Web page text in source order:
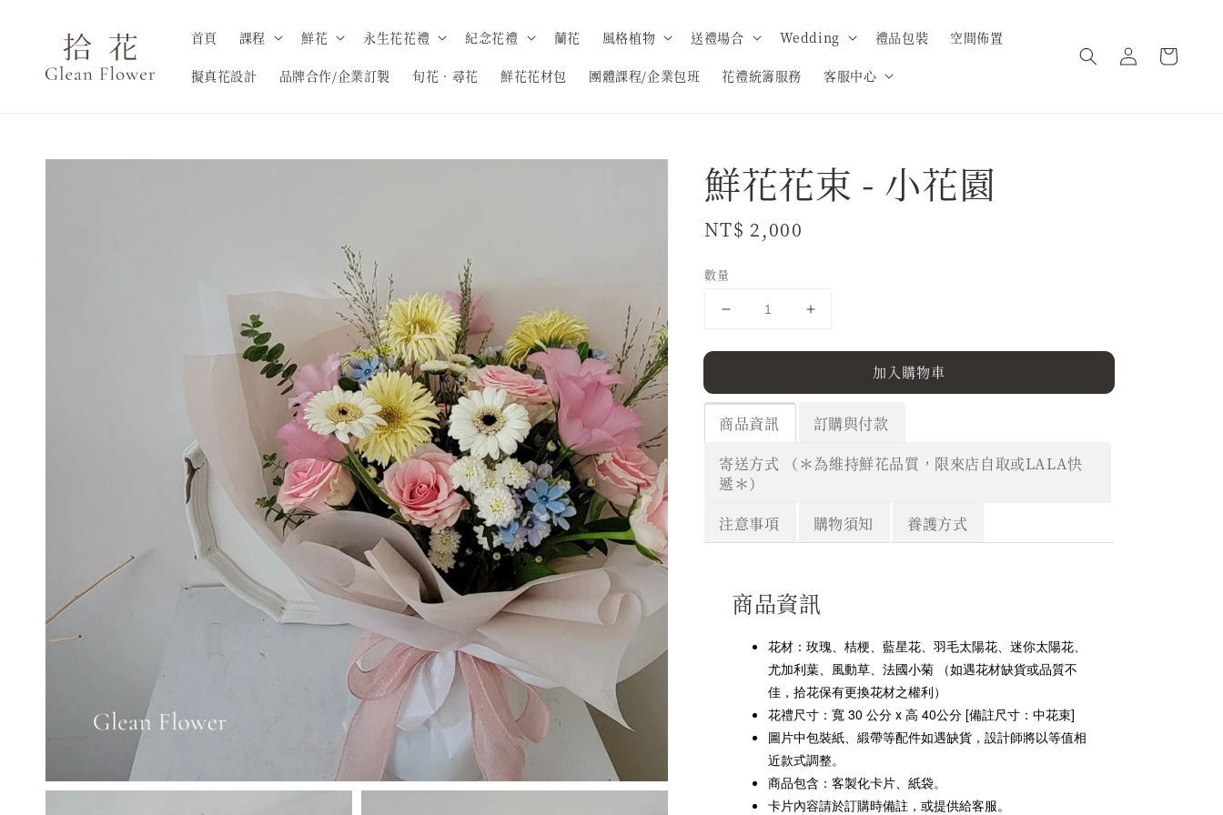
首頁 課程 鮮花 永生花花禮 紀念花禮 蘭花 風格植物 送禮場合 Wedding 禮品包裝 空間佈置
擬真花設計 品牌合作/企業訂製 旬花．尋花 鮮花花材包 團體課程/企業包班 花禮統籌服務 客服中心
鮮花花束 - 小花園
Regular
NT$ 2,000
數量
加入購物車
商品資訊
訂購與付款
寄送方式 （＊為維持鮮花品質，限來店自取或LALA快
遞＊）
注意事項
購物須知 養護方式
商品資訊
花材：玫瑰、桔梗、藍星花、羽毛太陽花、迷你太陽花、
尤加利葉、風動草、法國小菊 （如遇花材缺貨或品質不
佳，拾花保有更換花材之權利）
花禮尺寸：寬 30 公分 x 高 40公分 [備註尺寸：中花束]
圖片中包裝紙、緞帶等配件如遇缺貨，設計師將以等值相
近款式調整。
商品包含：客製化卡片、紙袋。
卡片內容請於訂購時備註，或提供給客服。